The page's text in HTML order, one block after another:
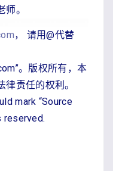
。
， 请用@代替
。版权所有，本
责任的权利。
mark “Source
reserved.